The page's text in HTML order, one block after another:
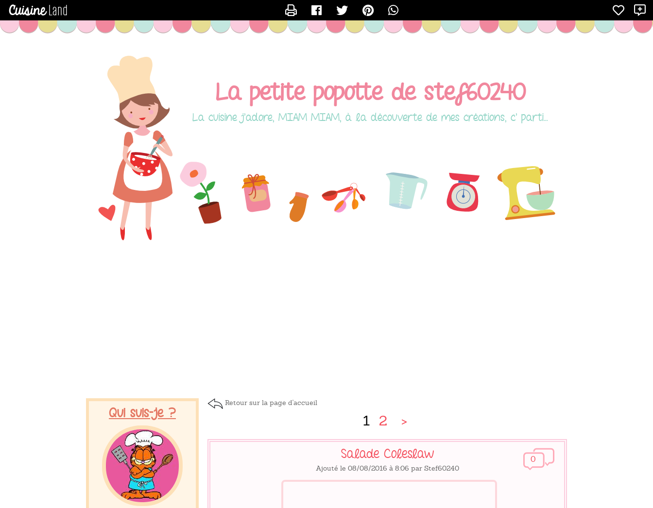
La petite popotte de stef60240
La cuisine j'adore, MIAM MIAM, à la découverte de mes créations, c' parti...
Qui suis-je ?
Retour sur la page d'accueil
1 2 >
0
Salade Coleslaw
Ajouté le 08/08/2016 à 8:06 par Stef60240
X
CONTACTER STEF60240